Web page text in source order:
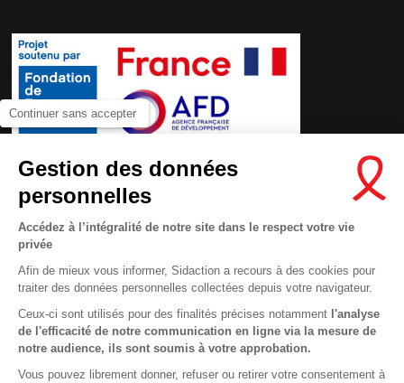
Continuer sans accepter
Gestion des données
personnelles
Accédez à l’intégralité de notre site dans le respect votre vie
privée
Afin de mieux vous informer, Sidaction a recours à des cookies pour
traiter des données personnelles collectées depuis votre navigateur.
Ceux-ci sont utilisés pour des finalités précises notamment l'analyse
de l'efficacité de notre communication en ligne via la mesure de
notre audience, ils sont soumis à votre approbation.
Vous pouvez librement donner, refuser ou retirer votre consentement à
Contactez-nous
Newsletter